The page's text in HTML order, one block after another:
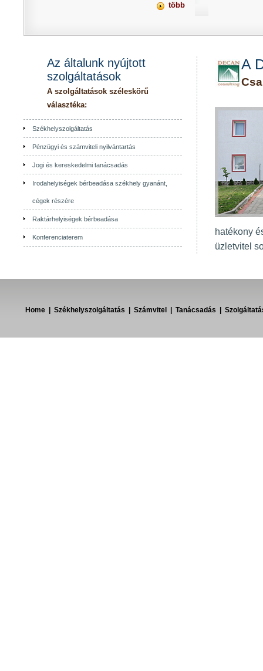
több
Az általunk nyújtott
szolgáltatások
A szolgáltatások széleskörű
választéka:
Székhelyszolgáltatás
Pénzügyi és számviteli nyilvántartás
Jogi és kereskedelmi tanácsadás
Irodahelyiségek bérbeadása székhely gyanánt,
cégek részére
Raktárhelyiségek bérbeadása
Konferenciaterem
A
hatékony
üzletvitel
Home Székhelyszolgáltatás Számvitel Tanácsadás